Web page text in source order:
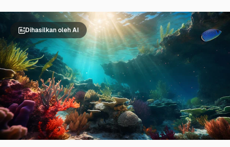
Dihasilkan oleh AI